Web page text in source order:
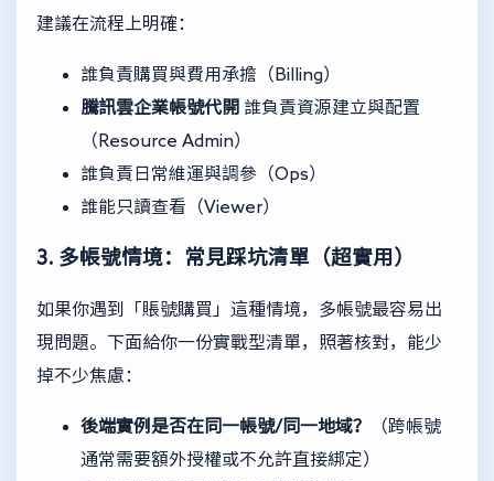
建議在流程上明確：
誰負責購買與費用承擔（Billing）
騰訊雲企業帳號代開 誰負責資源建立與配置
（Resource Admin）
誰負責日常維運與調參（Ops）
誰能只讀查看（Viewer）
3. 多帳號情境：常見踩坑清單（超實用）
如果你遇到「賬號購買」這種情境，多帳號最容易出
現問題。下面給你一份實戰型清單，照著核對，能少
掉不少焦慮：
後端實例是否在同一帳號/同一地域？
（跨帳號
通常需要額外授權或不允許直接綁定）